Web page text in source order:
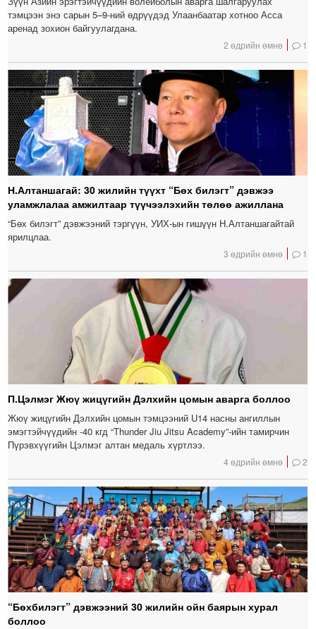
тэмцээн энэ сарын 5–9-ний өдрүүдэд Улаанбаатар хотноо Асса
аренад зохион байгуулагдана.
2 өдрийн өмнө 1
Н.Алтаншагай: 30 жилийн түүхт “Бөх билэгт” дэвжээ
уламжлалаа амжилтаар түүчээлэхийн төлөө ажиллана
“Бөх билэгт” дэвжээний тэргүүн, УИХ-ын гишүүн Н.Алтаншагайтай
ярилцлаа.
3 өдрийн өмнө 1
П.Цэлмэг Жюү жицүгийн Дэлхийн цомын аварга боллоо
Жюү жицүгийн Дэлхийн цомын тэмцээний U14 насны ангиллын
эмэгтэйчүүдийн -40 кгд “Thunder Jiu Jitsu Academy”-ийн тамирчин
Пүрэвхүүгийн Цэлмэг алтан медаль хүртлээ.
4 өдрийн өмнө 2
“Бөхбилэгт” дэвжээний 30 жилийн ойн баярын хурал
боллоо